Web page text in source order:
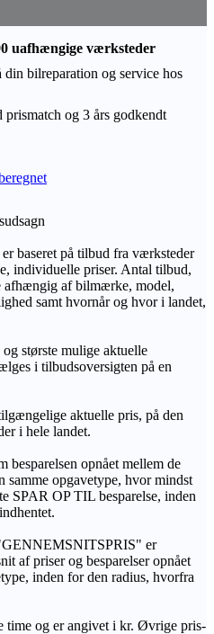
uafhængige værksteder
din bilreparation og service hos
prismatch og 3 års godkendt
baseret på tilbud fra værksteder
individuelle priser. Antal tilbud,
afhængig af bilmærke, model,
samt hvornår og hvor i landet,
største mulige aktuelle
i tilbudsoversigten på en
aktuelle pris, på den
i hele landet.
besparelsen opnået mellem de
samme opgavetype, hvor mindst
SPAR OP TIL besparelse, inden
er
af priser og besparelser opnået
inden for den radius, hvorfra
time og er angivet i kr. Øvrige pris-